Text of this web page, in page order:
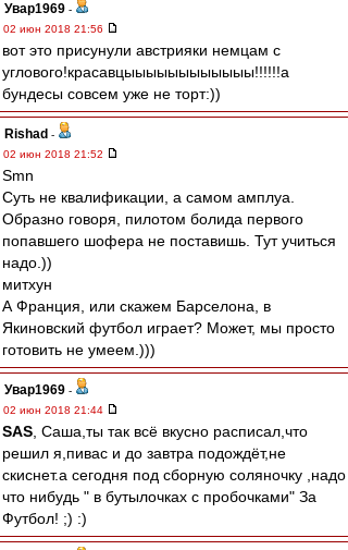
Увар1969 -
02 июн 2018 21:56
вот это присунули австрияки немцам с
углового!красавцыыыыыыыыыыыы!!!!!!а
бундесы совсем уже не торт:))
Rishad -
02 июн 2018 21:52
Smn
Суть не квалификации, а самом амплуа.
Образно говоря, пилотом болида первого
попавшего шофера не поставишь. Тут учиться
надо.))
митхун
А Франция, или скажем Барселона, в
Якиновский футбол играет? Может, мы просто
готовить не умеем.)))
Увар1969 -
02 июн 2018 21:44
SAS , Саша,ты так всё вкусно расписал,что
решил я,пивас и до завтра подождёт,не
скиснет.а сегодня под сборную соляночку ,надо
что нибудь " в бутылочках с пробочками" За
Футбол! ;) :)